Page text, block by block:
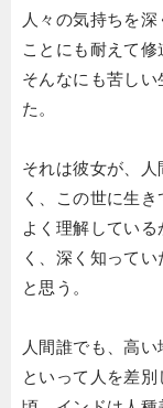
人々の気持ちを
ことにも耐えて
そんなにも苦し
た。
それは彼女が、
く、この世に生
よく理解してい
く、深く知って
と思う。
人間誰でも、高
といって人を差